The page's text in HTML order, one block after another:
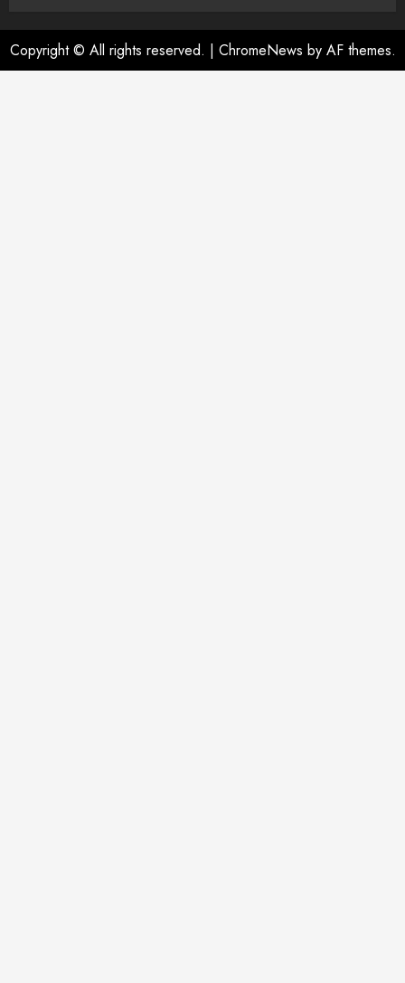
Copyright © All rights reserved. | ChromeNews by AF themes.